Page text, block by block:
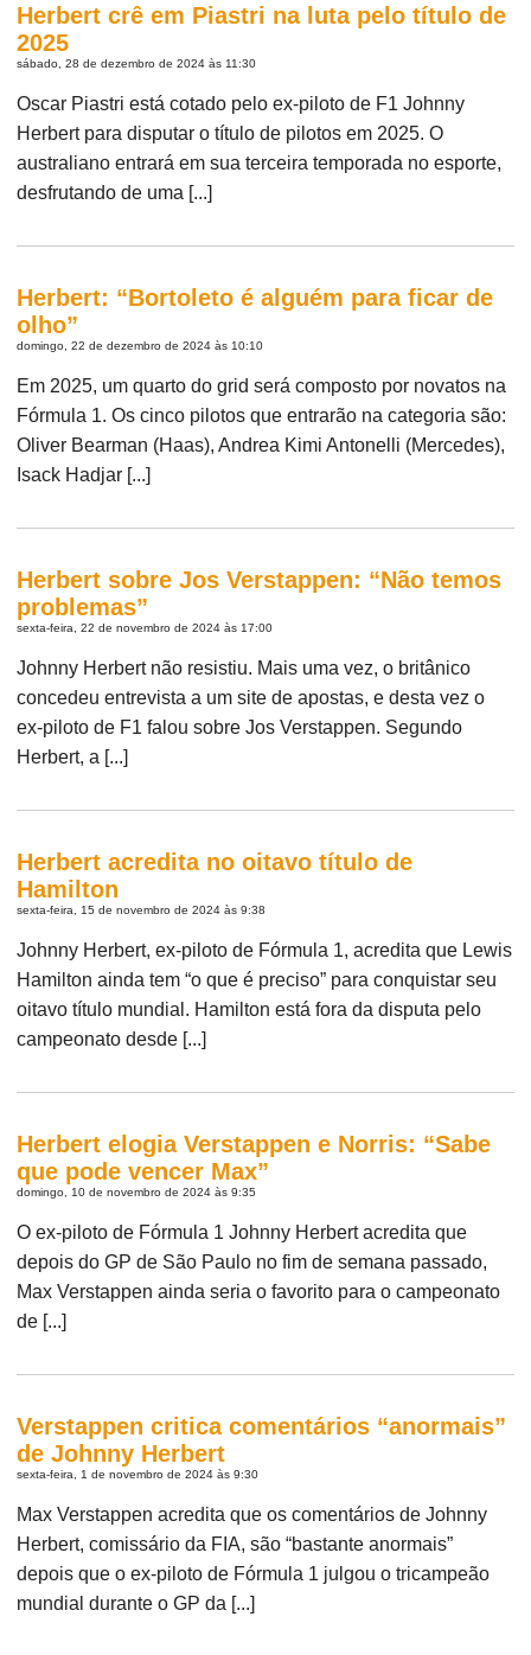
Herbert crê em Piastri na luta pelo título de
2025
sábado, 28 de dezembro de 2024 às 11:30
Oscar Piastri está cotado pelo ex-piloto de F1 Johnny
Herbert para disputar o título de pilotos em 2025. O
australiano entrará em sua terceira temporada no esporte,
desfrutando de uma [...]
Herbert: “Bortoleto é alguém para ficar de
olho”
domingo, 22 de dezembro de 2024 às 10:10
Em 2025, um quarto do grid será composto por novatos na
Fórmula 1. Os cinco pilotos que entrarão na categoria são:
Oliver Bearman (Haas), Andrea Kimi Antonelli (Mercedes),
Isack Hadjar [...]
Herbert sobre Jos Verstappen: “Não temos
problemas”
sexta-feira, 22 de novembro de 2024 às 17:00
Johnny Herbert não resistiu. Mais uma vez, o britânico
concedeu entrevista a um site de apostas, e desta vez o
ex-piloto de F1 falou sobre Jos Verstappen. Segundo
Herbert, a [...]
Herbert acredita no oitavo título de
Hamilton
sexta-feira, 15 de novembro de 2024 às 9:38
Johnny Herbert, ex-piloto de Fórmula 1, acredita que Lewis
Hamilton ainda tem “o que é preciso” para conquistar seu
oitavo título mundial. Hamilton está fora da disputa pelo
campeonato desde [...]
Herbert elogia Verstappen e Norris: “Sabe
que pode vencer Max”
domingo, 10 de novembro de 2024 às 9:35
O ex-piloto de Fórmula 1 Johnny Herbert acredita que
depois do GP de São Paulo no fim de semana passado,
Max Verstappen ainda seria o favorito para o campeonato
de [...]
Verstappen critica comentários “anormais”
de Johnny Herbert
sexta-feira, 1 de novembro de 2024 às 9:30
Max Verstappen acredita que os comentários de Johnny
Herbert, comissário da FIA, são “bastante anormais”
depois que o ex-piloto de Fórmula 1 julgou o tricampeão
mundial durante o GP da [...]